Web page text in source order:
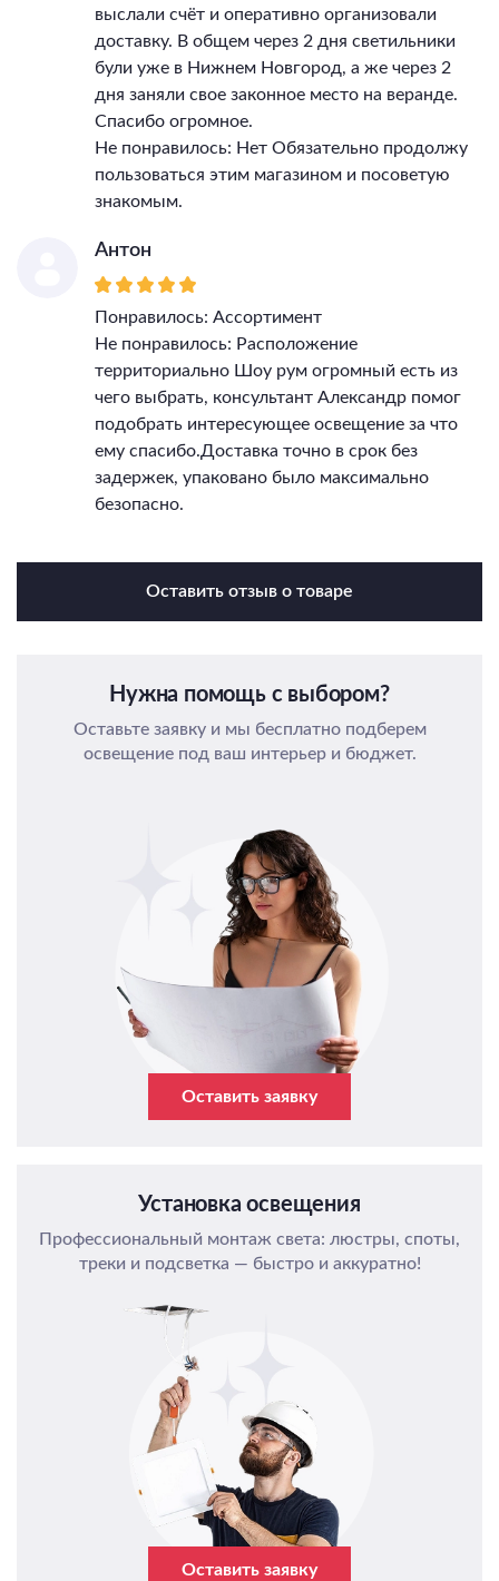
выслали счёт и оперативно организовали
доставку. В общем через 2 дня светильники
були уже в Нижнем Новгород, а же через 2
дня заняли свое законное место на веранде.
Спасибо огромное.
Не понравилось: Нет Обязательно продолжу
пользоваться этим магазином и посоветую
знакомым.
Антон
Понравилось: Ассортимент
Не понравилось: Расположение
территориально Шоу рум огромный есть из
чего выбрать, консультант Александр помог
подобрать интересующее освещение за что
ему спасибо.Доставка точно в срок без
задержек, упаковано было максимально
безопасно.
Оставить отзыв о товаре
Нужна помощь с выбором?
Оставьте заявку и мы бесплатно подберем
освещение под ваш интерьер и бюджет.
Оставить заявку
Установка освещения
Профессиональный монтаж света: люстры, споты,
треки и подсветка — быстро и аккуратно!
Оставить заявку